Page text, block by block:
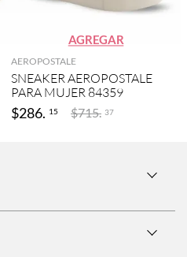
AGREGAR
AEROPOSTALE
SNEAKER AEROPOSTALE
PARA MUJER 84359
$286. 15 $715. 37